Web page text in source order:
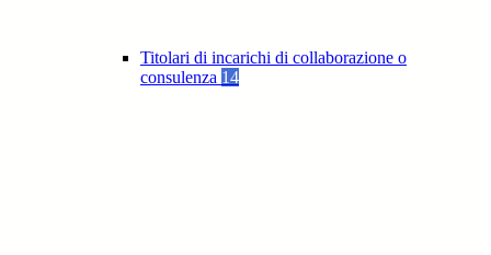
Titolari di incarichi di collaborazione o
consulenza 14